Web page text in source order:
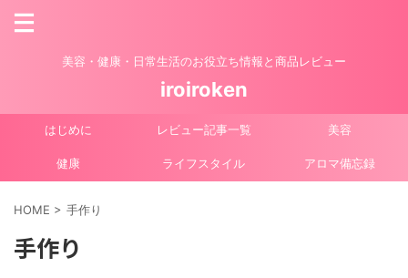
美容・健康・日常生活のお役立ち情報と商品レビュー
iroiroken
はじめに レビュー記事一覧 美容
健康 ライフスタイル アロマ備忘録
HOME > 手作り
手作り